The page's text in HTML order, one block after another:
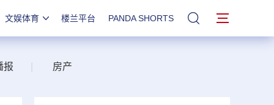
文娱体育 楼兰平台 PANDA SHORTS 站内搜索
报 房产